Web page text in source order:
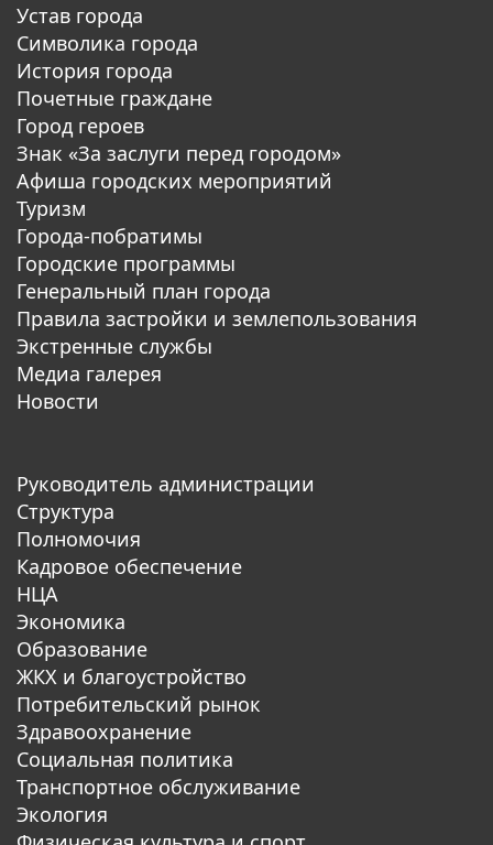
Устав города
Символика города
История города
Почетные граждане
Город героев
Знак «За заслуги перед городом»
Афиша городских мероприятий
Туризм
Города-побратимы
Городские программы
Генеральный план города
Правила застройки и землепользования
Экстренные службы
Медиа галерея
Новости
Руководитель администрации
Структура
Полномочия
Кадровое обеспечение
НЦА
Экономика
Образование
ЖКХ и благоустройство
Потребительский рынок
Здравоохранение
Социальная политика
Транспортное обслуживание
Экология